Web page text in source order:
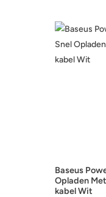
Baseus
Opladen
kabel Wit